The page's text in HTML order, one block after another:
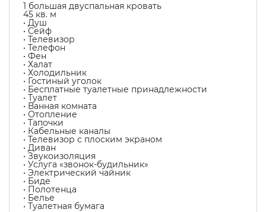
1 большая двуспальная кровать
45 кв. м
• Душ
• Сейф
• Телевизор
• Телефон
• Фен
• Халат
• Холодильник
• Гостиный уголок
• Бесплатные туалетные принадлежности
• Туалет
• Ванная комната
• Отопление
• Тапочки
• Кабельные каналы
• Телевизор с плоским экраном
• Диван
• Звукоизоляция
• Услуга «звонок-будильник»
• Электрический чайник
• Биде
• Полотенца
• Белье
• Туалетная бумага